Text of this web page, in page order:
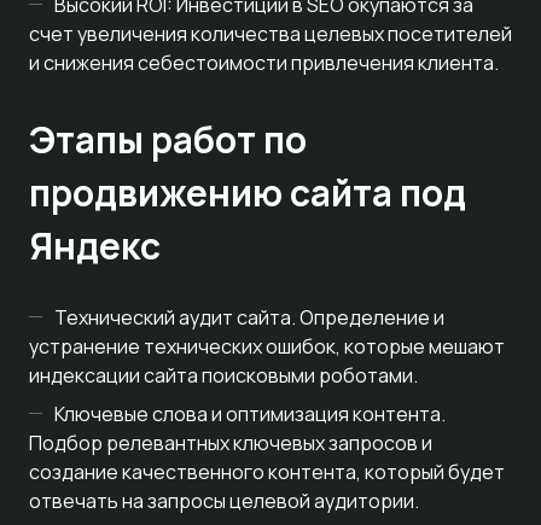
счет увеличения количества целевых посетителей
и снижения себестоимости привлечения клиента.
Этапы работ по
продвижению сайта под
Яндекс
Технический аудит сайта. Определение и
устранение технических ошибок, которые мешают
индексации сайта поисковыми роботами.
Ключевые слова и оптимизация контента.
Подбор релевантных ключевых запросов и
создание качественного контента, который будет
отвечать на запросы целевой аудитории.